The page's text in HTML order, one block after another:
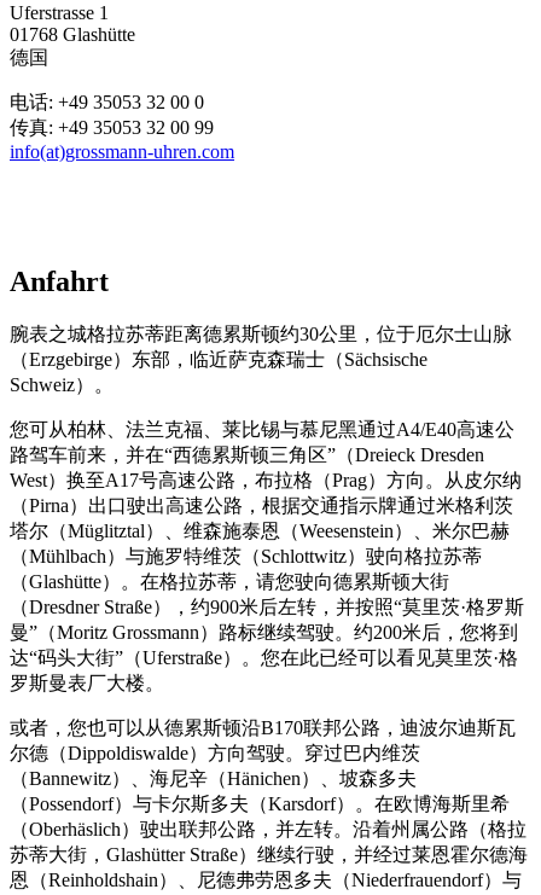
Uferstrasse 1
01768 Glashütte
德国
电话: +49 35053 32 00 0
传真: +49 35053 32 00 99
info(at)grossmann-uhren.com
Anfahrt
腕表之城格拉苏蒂距离德累斯顿约30公里，位于厄尔士山脉
（Erzgebirge）东部，临近萨克森瑞士（Sächsische
Schweiz）。
您可从柏林、法兰克福、莱比锡与慕尼黑通过A4/E40高速公
路驾车前来，并在“西德累斯顿三角区”（Dreieck Dresden
West）换至A17号高速公路，布拉格（Prag）方向。从皮尔纳
（Pirna）出口驶出高速公路，根据交通指示牌通过米格利茨
塔尔（Müglitztal）、维森施泰恩（Weesenstein）、米尔巴赫
（Mühlbach）与施罗特维茨（Schlottwitz）驶向格拉苏蒂
（Glashütte）。在格拉苏蒂，请您驶向德累斯顿大街
（Dresdner Straße），约900米后左转，并按照“莫里茨·格罗斯
曼”（Moritz Grossmann）路标继续驾驶。约200米后，您将到
达“码头大街”（Uferstraße）。您在此已经可以看见莫里茨·格
罗斯曼表厂大楼。
或者，您也可以从德累斯顿沿B170联邦公路，迪波尔迪斯瓦
尔德（Dippoldiswalde）方向驾驶。穿过巴内维茨
（Bannewitz）、海尼辛（Hänichen）、坡森多夫
（Possendorf）与卡尔斯多​​夫（Karsdorf）。在欧博海斯里希
（Oberhäslich）驶出联邦公路，并左转。沿着州属公路（格拉
苏蒂大街，Glashütter Straße）继续行驶，并经过莱恩霍尔德海
恩（Reinholdshain）、尼德弗劳恩多夫（Niederfrauendorf）与